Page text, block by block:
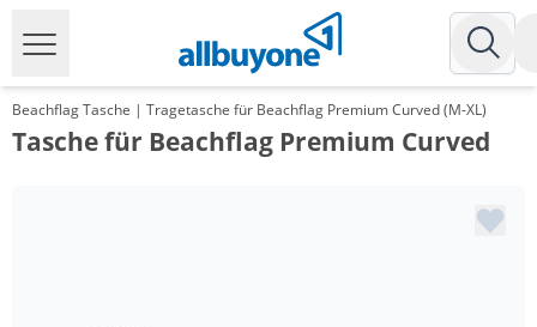
Beachflag Tasche | Tragetasche für Beachflag Premium Curved (M-XL)
Tasche für Beachflag Premium Curved